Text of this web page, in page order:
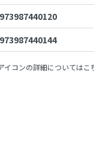
イコンの詳細についてはこ